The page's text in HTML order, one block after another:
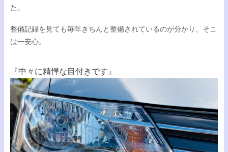
た。
整備記録を見ても毎年きちんと整備されているのが分かり、そこ
は一安心。
『中々に精悍な目付きです』